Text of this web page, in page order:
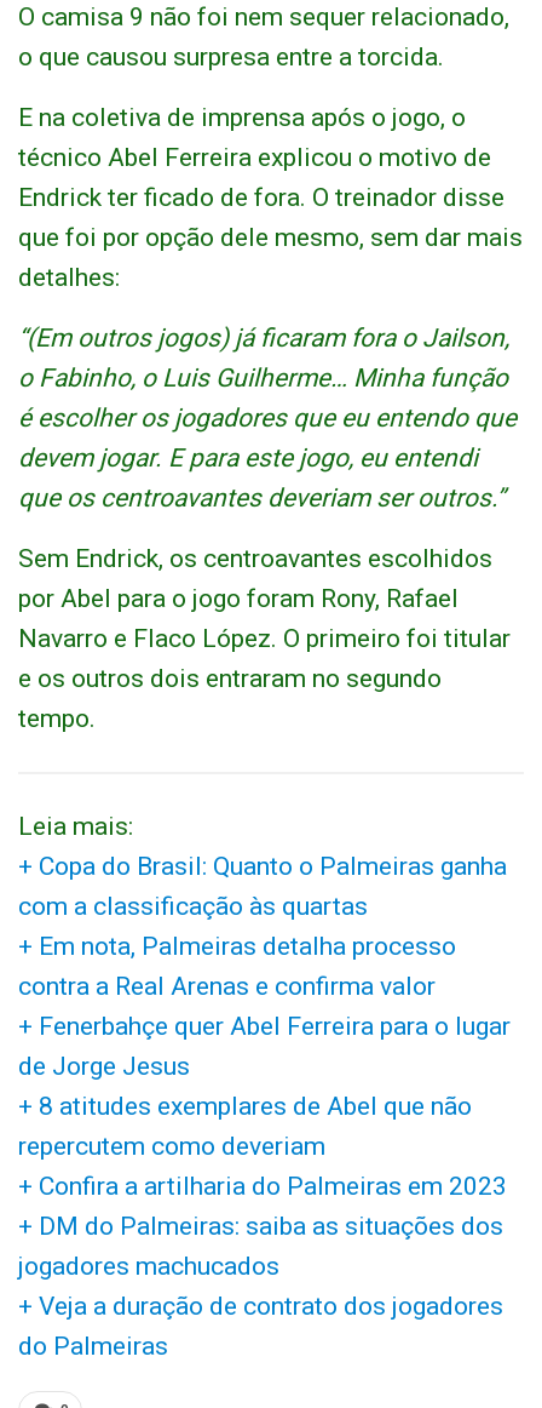
O camisa 9 não foi nem sequer relacionado,
o que causou surpresa entre a torcida.
E na coletiva de imprensa após o jogo, o
técnico Abel Ferreira explicou o motivo de
Endrick ter ficado de fora. O treinador disse
que foi por opção dele mesmo, sem dar mais
detalhes:
“(Em outros jogos) já ficaram fora o Jailson,
o Fabinho, o Luis Guilherme… Minha função
é escolher os jogadores que eu entendo que
devem jogar. E para este jogo, eu entendi
que os centroavantes deveriam ser outros.”
Sem Endrick, os centroavantes escolhidos
por Abel para o jogo foram Rony, Rafael
Navarro e Flaco López. O primeiro foi titular
e os outros dois entraram no segundo
tempo.
Leia mais:
+ Copa do Brasil: Quanto o Palmeiras ganha
com a classificação às quartas
+ Em nota, Palmeiras detalha processo
contra a Real Arenas e confirma valor
+ Fenerbahçe quer Abel Ferreira para o lugar
de Jorge Jesus
+ 8 atitudes exemplares de Abel que não
repercutem como deveriam
+ Confira a artilharia do Palmeiras em 2023
+ DM do Palmeiras: saiba as situações dos
jogadores machucados
+ Veja a duração de contrato dos jogadores
do Palmeiras